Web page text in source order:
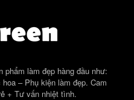
phẩm làm đẹp hàng đầu như:
– Phụ kiện làm đẹp. Cam
+ Tư vấn nhiệt tình.